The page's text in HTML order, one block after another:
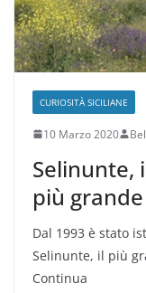
CURIOSITÀ SICILIANE
10 Marzo 2020
Selinunte,
più grande
Dal 1993 è stato
Selinunte, il più
Continua